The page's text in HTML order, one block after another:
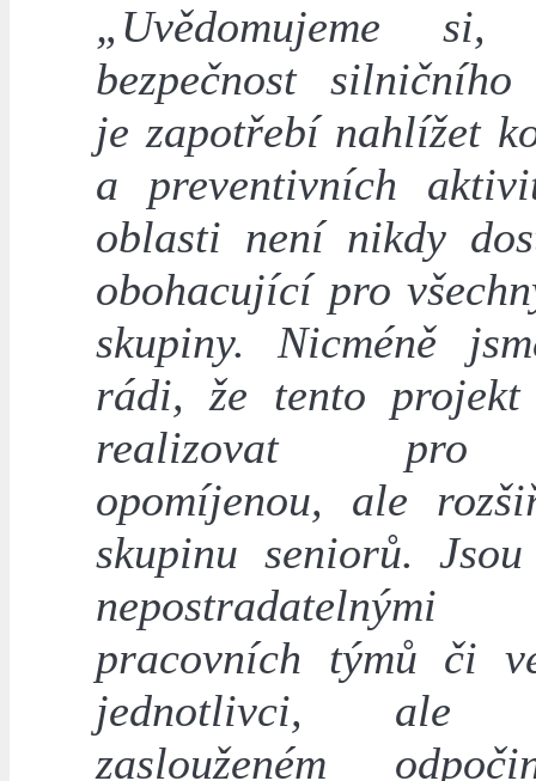
„Uvědomujeme
bezpečnost silničního
je zapotřebí nahlížet
a preventivních
oblasti není nikdy
obohacující pro
skupiny. Nicméně
rádi, že tento projekt
realizovat pro
opomíjenou, ale
skupinu seniorů.
pracovních týmů či
jednotlivci,
zaslouženém